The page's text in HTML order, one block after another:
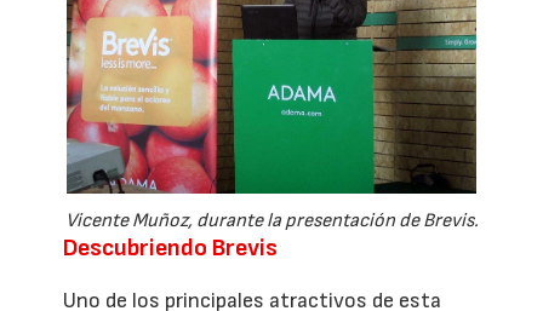
Vicente Muñoz, durante la presentación de Brevis.
Descubriendo Brevis
Uno de los principales atractivos de esta